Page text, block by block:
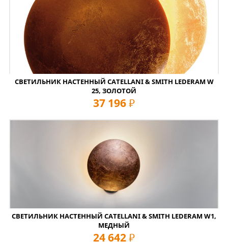
СВЕТИЛЬНИК НАСТЕННЫЙ CATELLANI & SMITH LEDERAM W
25, ЗОЛОТОЙ
37 196 руб
СВЕТИЛЬНИК НАСТЕННЫЙ CATELLANI & SMITH LEDERAM W1,
МЕДНЫЙ
24 642 руб